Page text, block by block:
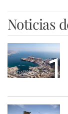
Noticias
1